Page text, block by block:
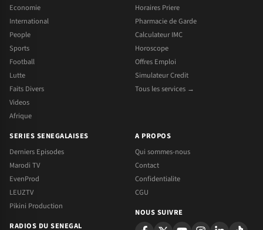
Economie
International
People
Sports
Football
Lutte
Faits Divers
Videos
Afrique
Horaires Priere
Pharmacie de Garde
Calculateur IMC
Horoscope
Offres Emploi
Simulateur Credit
Tous les services →
SERIES SENEGALAISES
Derniers Episodes
Marodi TV
EvenProd
LEUZTV
Pikini Production
RADIOS DU SENEGAL
A PROPOS
Qui sommes-nous
Contact
Confidentialite
CGU
NOUS SUIVRE